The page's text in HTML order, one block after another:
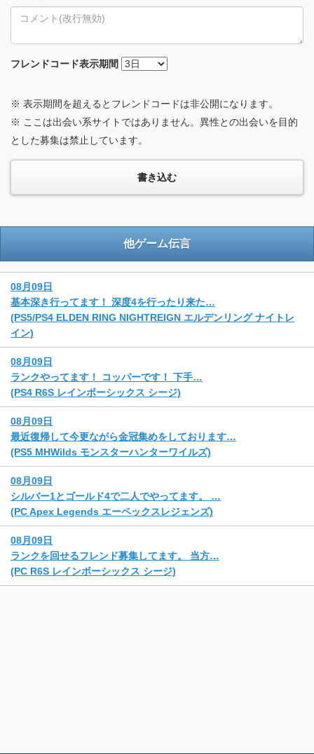
フレンドコード表示期間
※ 表示期間を超えるとフレンドコードは非公開になります。
※ ここは出会い系サイトではありません。異性との出会いを目的
とした募集は禁止しています。
他ゲーム伝言
08月09日
基本深き行ってます！ 深度4を行ったり来た…
(PS5/PS4 ELDEN RING NIGHTREIGN エルデンリング ナイトレ
イン)
08月09日
ランクやってます！ コッパーです！ 下手…
(PS4 R6S レインボーシックス シージ)
08月09日
最近復帰して今更ながら金冠集めをしております…
(PS5 MHWilds モンスターハンターワイルズ)
08月09日
シルバー1とゴールド4で二人でやってます。 …
(PC Apex Legends エーペックスレジェンズ)
08月09日
ランクを回せるフレンド募集してます。 当方…
(PC R6S レインボーシックス シージ)